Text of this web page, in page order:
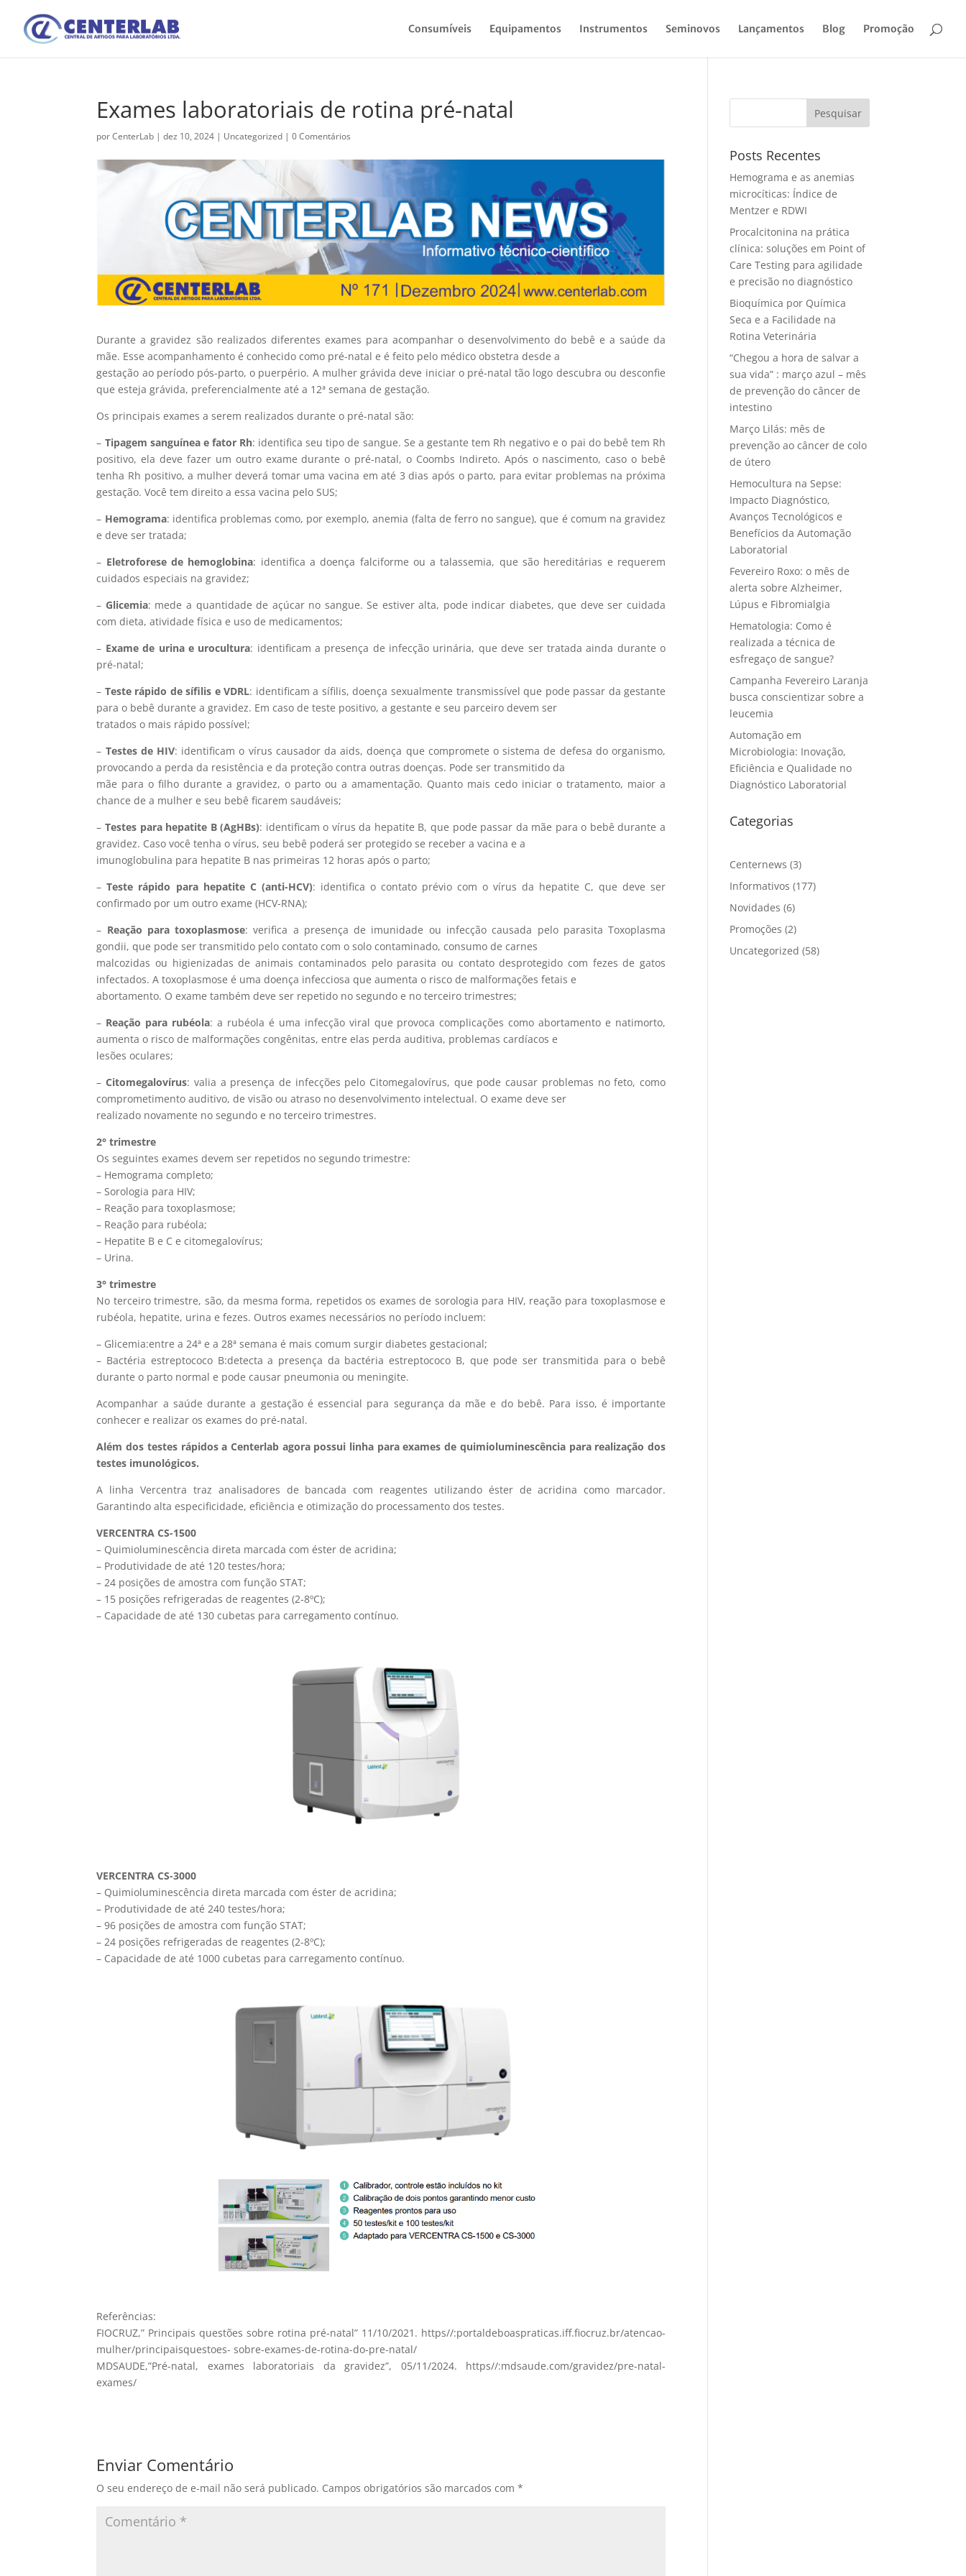
Consumíveis Equipamentos Instrumentos Seminovos Lançamentos Blog Promoção
Exames laboratoriais de rotina pré-natal
porCenterLab |dez 10, 2024 | Uncategorized |0 Comentários
Durante a gravidez são realizados diferentes exames para acompanhar o desenvolvimento do bebê e a saúde da
mãe. Esse acompanhamento é conhecido como pré-natal e é feito pelo médico obstetra desde a
gestação ao período pós-parto, o puerpério. A mulher grávida deve iniciar o pré-natal tão logo descubra ou desconfie
que esteja grávida, preferencialmente até a 12ª semana de gestação.
Os principais exames a serem realizados durante o pré-natal são:
– Tipagem sanguínea e fator Rh: identifica seu tipo de sangue. Se a gestante tem Rh negativo e o pai do bebê tem Rh
positivo, ela deve fazer um outro exame durante o pré-natal, o Coombs Indireto. Após o nascimento, caso o bebê
tenha Rh positivo, a mulher deverá tomar uma vacina em até 3 dias após o parto, para evitar problemas na próxima
gestação. Você tem direito a essa vacina pelo SUS;
– Hemograma: identifica problemas como, por exemplo, anemia (falta de ferro no sangue), que é comum na gravidez
e deve ser tratada;
– Eletroforese de hemoglobina: identifica a doença falciforme ou a talassemia, que são hereditárias e requerem
cuidados especiais na gravidez;
– Glicemia: mede a quantidade de açúcar no sangue. Se estiver alta, pode indicar diabetes, que deve ser cuidada
com dieta, atividade física e uso de medicamentos;
– Exame de urina e urocultura: identificam a presença de infecção urinária, que deve ser tratada ainda durante o
pré-natal;
– Teste rápido de sífilis e VDRL: identificam a sífilis, doença sexualmente transmissível que pode passar da gestante
para o bebê durante a gravidez. Em caso de teste positivo, a gestante e seu parceiro devem ser
tratados o mais rápido possível;
– Testes de HIV: identificam o vírus causador da aids, doença que compromete o sistema de defesa do organismo,
provocando a perda da resistência e da proteção contra outras doenças. Pode ser transmitido da
mãe para o filho durante a gravidez, o parto ou a amamentação. Quanto mais cedo iniciar o tratamento, maior a
chance de a mulher e seu bebê ficarem saudáveis;
– Testes para hepatite B (AgHBs): identificam o vírus da hepatite B, que pode passar da mãe para o bebê durante a
gravidez. Caso você tenha o vírus, seu bebê poderá ser protegido se receber a vacina e a
imunoglobulina para hepatite B nas primeiras 12 horas após o parto;
–Teste rápido para hepatite C (anti-HCV): identifica o contato prévio com o vírus da hepatite C, que deve ser
confirmado por um outro exame (HCV-RNA);
– Reação para toxoplasmose: verifica a presença de imunidade ou infecção causada pelo parasita Toxoplasma
gondii, que pode ser transmitido pelo contato com o solo contaminado, consumo de carnes
malcozidas ou higienizadas de animais contaminados pelo parasita ou contato desprotegido com fezes de gatos
infectados. A toxoplasmose é uma doença infecciosa que aumenta o risco de malformações fetais e
abortamento. O exame também deve ser repetido no segundo e no terceiro trimestres;
– Reação para rubéola: a rubéola é uma infecção viral que provoca complicações como abortamento e natimorto,
aumenta o risco de malformações congênitas, entre elas perda auditiva, problemas cardíacos e
lesões oculares;
–Citomegalovírus: valia a presença de infecções pelo Citomegalovírus, que pode causar problemas no feto, como
comprometimento auditivo, de visão ou atraso no desenvolvimento intelectual. O exame deve ser
realizado novamente no segundo e no terceiro trimestres.
2° trimestre
Os seguintes exames devem ser repetidos no segundo trimestre:
– Hemograma completo;
– Sorologia para HIV;
– Reação para toxoplasmose;
– Reação para rubéola;
– Hepatite B e C e citomegalovírus;
– Urina.
3° trimestre
No terceiro trimestre, são, da mesma forma, repetidos os exames de sorologia para HIV, reação para toxoplasmose e
rubéola, hepatite, urina e fezes. Outros exames necessários no período incluem:
– Glicemia:entre a 24ª e a 28ª semana é mais comum surgir diabetes gestacional;
– Bactéria estreptococo B:detecta a presença da bactéria estreptococo B, que pode ser transmitida para o bebê
durante o parto normal e pode causar pneumonia ou meningite.
Acompanhar a saúde durante a gestação é essencial para segurança da mãe e do bebê. Para isso, é importante
conhecer e realizar os exames do pré-natal.
Além dos testes rápidos a Centerlab agora possui linha para exames de quimioluminescência para realização dos
testes imunológicos.
A linha Vercentra traz analisadores de bancada com reagentes utilizando éster de acridina como marcador.
Garantindo alta especificidade, eficiência e otimização do processamento dos testes.
VERCENTRA CS-1500
– Quimioluminescência direta marcada com éster de acridina;
– Produtividade de até 120 testes/hora;
– 24 posições de amostra com função STAT;
– 15 posições refrigeradas de reagentes (2-8ºC);
– Capacidade de até 130 cubetas para carregamento contínuo.
VERCENTRA CS-3000
– Quimioluminescência direta marcada com éster de acridina;
– Produtividade de até 240 testes/hora;
– 96 posições de amostra com função STAT;
– 24 posições refrigeradas de reagentes (2-8ºC);
– Capacidade de até 1000 cubetas para carregamento contínuo.
Referências:
FIOCRUZ,” Principais questões sobre rotina pré-natal” 11/10/2021. https//:portaldeboaspraticas.iff.fiocruz.br/atencao-
mulher/principaisquestoes- sobre-exames-de-rotina-do-pre-natal/
MDSAUDE,”Pré-natal, exames laboratoriais da gravidez”, 05/11/2024. https//:mdsaude.com/gravidez/pre-natal-
exames/
Enviar Comentário
O seu endereço de e-mail não será publicado. Campos obrigatórios são marcados com*
Pesquisar
Posts Recentes
Hemograma e as anemias
microcíticas: Índice de
Mentzer e RDWI
Procalcitonina na prática
clínica: soluções em Point of
Care Testing para agilidade
e precisão no diagnóstico
Bioquímica por Química
Seca e a Facilidade na
Rotina Veterinária
“Chegou a hora de salvar a
sua vida” : março azul – mês
de prevenção do câncer de
intestino
Março Lilás: mês de
prevenção ao câncer de colo
de útero
Hemocultura na Sepse:
Impacto Diagnóstico,
Avanços Tecnológicos e
Benefícios da Automação
Laboratorial
Fevereiro Roxo: o mês de
alerta sobre Alzheimer,
Lúpus e Fibromialgia
Hematologia: Como é
realizada a técnica de
esfregaço de sangue?
Campanha Fevereiro Laranja
busca conscientizar sobre a
leucemia
Automação em
Microbiologia: Inovação,
Eficiência e Qualidade no
Diagnóstico Laboratorial
Categorias
Centernews (3)
Informativos (177)
Novidades (6)
Promoções (2)
Uncategorized (58)